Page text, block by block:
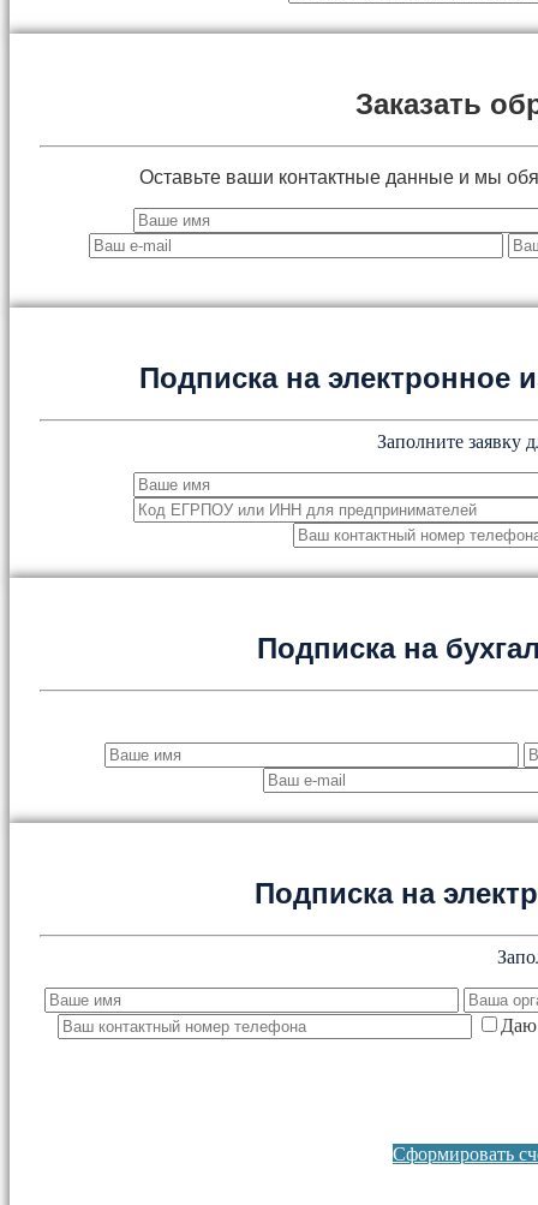
Заказать
Оставьте ваши контактные данные и мы
Подписка на электронное
Заполните заявку
Подписка на
Подписка на
Даю
Сформировать